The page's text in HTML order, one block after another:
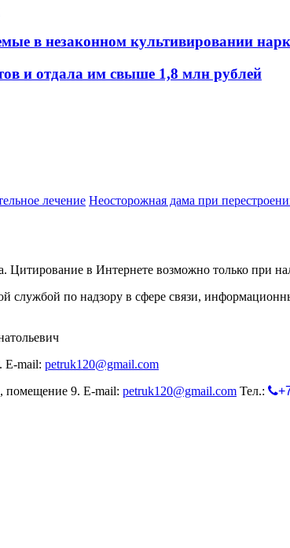
в незаконном культивировании
и отдала им свыше 1,8 млн рублей
лечение Неосторожная дама при
Цитирование в Интернете возможно только при
службой по надзору в сфере связи,
E-mail: petruk120@gmail.com
помещение 9. E-mail: petruk120@gmail.com Тел.: